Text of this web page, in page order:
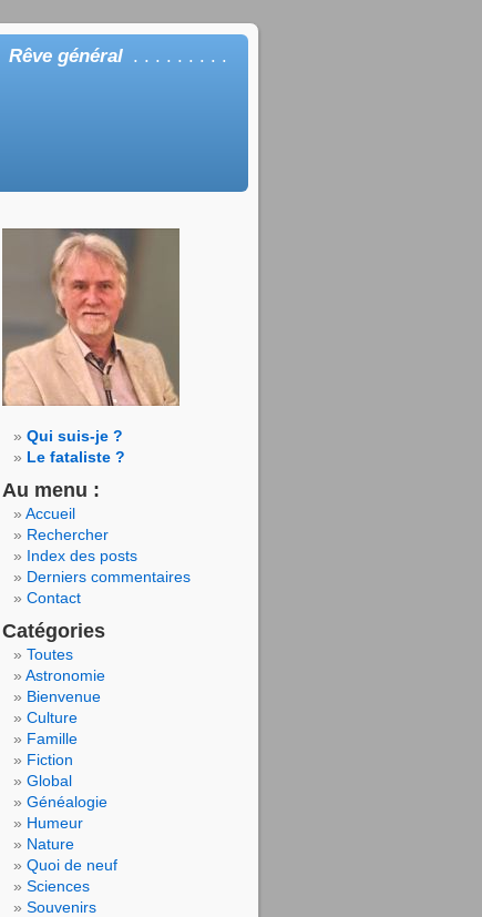
Rêve général . . . . . . . . .
Qui suis-je ?
Le fataliste ?
Au menu :
Accueil
Rechercher
Index des posts
Derniers commentaires
Contact
Catégories
Toutes
Astronomie
Bienvenue
Culture
Famille
Fiction
Global
Généalogie
Humeur
Nature
Quoi de neuf
Sciences
Souvenirs